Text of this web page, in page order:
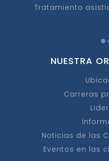
Tratamiento
NUESTRA
Carreras
Noticias de las
Eventos en las